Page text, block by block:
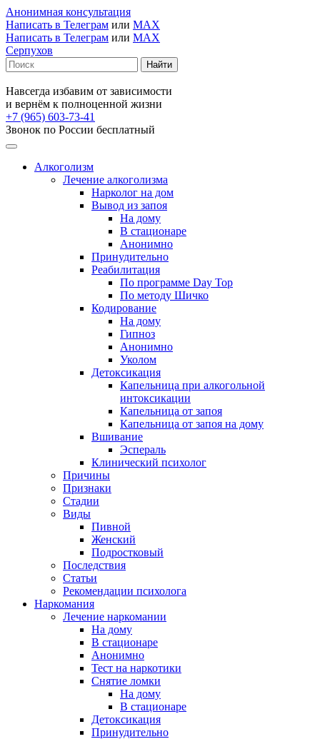
Анонимная консультация
Написать в Телеграм или MAX
Написать в Телеграм или MAX
Серпухов
Навсегда избавим от зависимости
и вернём к полноценной жизни
+7 (965) 603-73-41
Звонок по России бесплатный
Алкоголизм
Лечение алкоголизма
Нарколог на дом
Вывод из запоя
На дому
В стационаре
Анонимно
Принудительно
Реабилитация
По программе Day Top
По методу Шичко
Кодирование
На дому
Гипноз
Анонимно
Уколом
Детоксикация
Капельница при алкогольной
интоксикации
Капельница от запоя
Капельница от запоя на дому
Вшивание
Эспераль
Клинический психолог
Причины
Признаки
Стадии
Виды
Пивной
Женский
Подростковый
Последствия
Статьи
Рекомендации психолога
Наркомания
Лечение наркомании
На дому
В стационаре
Анонимно
Тест на наркотики
Снятие ломки
На дому
В стационаре
Детоксикация
Принудительно